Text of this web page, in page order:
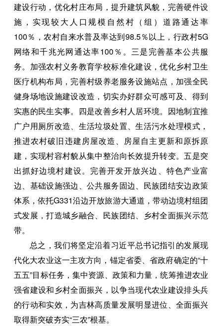
建设行动，优化村庄布局，提升建筑风貌，完善硬件设
施，实现较大人口规模自然村（组）道路通达率
100％，农村自来水普及率达到98.5％以上，行政村5G
网络和千兆光网通达率100％。三是完善基本公共服
务。加强农村义务教育学校标准化建设，优化乡村卫生
医疗机构布局，完善村级养老服务设施站点，加强全民
健身场地设施建设改造，切实办好群众可感可及、得到
实惠的民生实事。四是改善乡村人居环境。因地制宜推
广户用厕所改造、生活垃圾处置、生活污水处理模式，
推进农村破旧违建房屋改造、房屋自主更新和原拆原
建，实现村容村貌从集中整治向长效提升转变。五是突
出抓好边境村建设。完善开发开放兴边、特色产业富
边、基础设施强边、公共服务固边、民族团结安边政策
体系，依托G331沿边开放旅游大通道，带动边境村组团
式发展，打造城乡融合、民族团结、乡村全面振兴示范
带。
总之，我们将坚定沿着习近平总书记指引的发展现
代化大农业这一主攻方向，锚定省委、省政府确定的“十
五五”目标任务，集中资源、政策和力量，统筹推进农业
强省建设和乡村全面振兴，以争当现代农业建设排头兵
的行动和实效，为吉林高质量发展明显进位、全面振兴
取得新突破夯实“三农”根基。